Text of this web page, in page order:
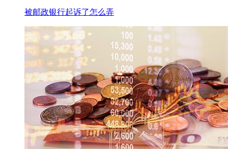
被邮政银行起诉了怎么弄